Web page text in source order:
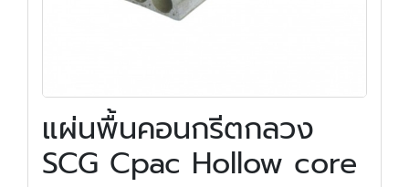
แผ่นพื้นคอนกรีตกลวง
SCG Cpac Hollow core